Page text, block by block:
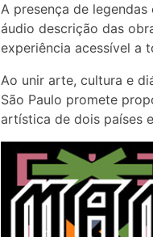
A presença de
áudio descrição das
experiência acessível a
Ao unir arte, cultura e
São Paulo promete
artística de dois países